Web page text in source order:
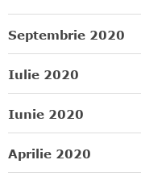
Septembrie 2020
Iulie 2020
Iunie 2020
Aprilie 2020